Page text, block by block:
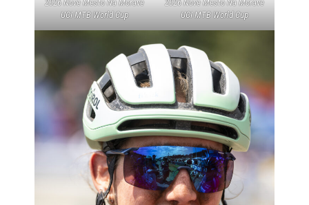
2026 Nove Mesto Na Morave
UCI MTB World Cup
2026 Nove Mesto Na Morave
UCI MTB World Cup